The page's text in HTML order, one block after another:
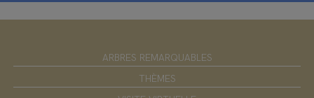
ARBRES REMARQUABLES
THÈMES